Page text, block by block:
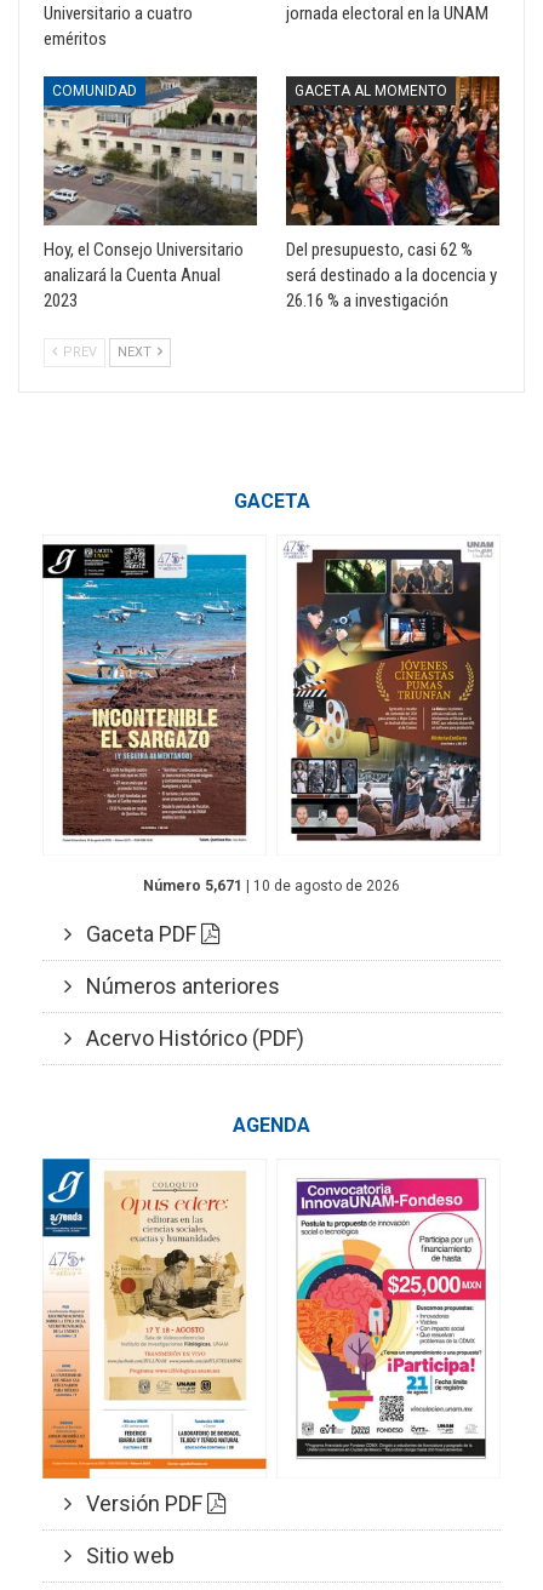
Universitario a cuatro
eméritos
jornada electoral en la UNAM
COMUNIDAD
Hoy, el Consejo Universitario
analizará la Cuenta Anual
2023
GACETA AL MOMENTO
Del presupuesto, casi 62 %
será destinado a la docencia y
26.16 % a investigación
PREV NEXT
GACETA
Número 5,671 | 10 de agosto de 2026
Gaceta PDF
Números anteriores
Acervo Histórico (PDF)
AGENDA
Versión PDF
Sitio web